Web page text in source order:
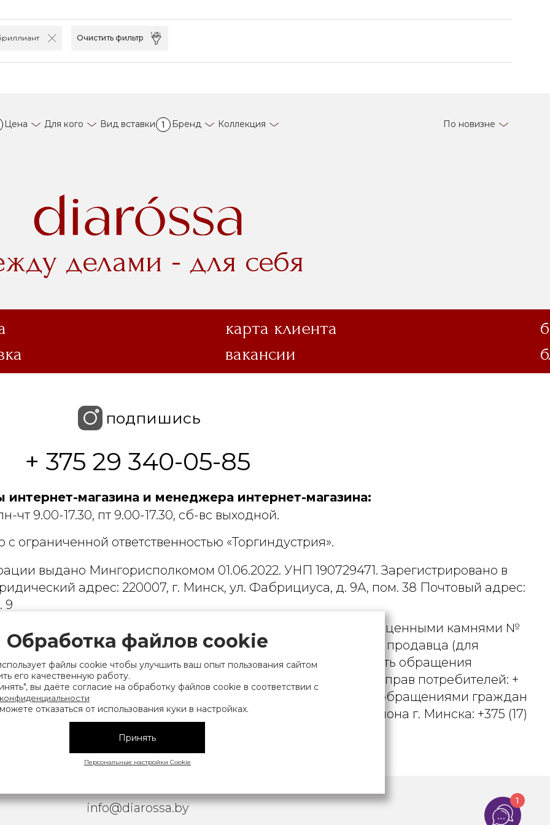
Очистить фильтр
Цена Для кого Вид вставки 1 Бренд Коллекция По новизне
делами - для себя
карта клиента
вакансии
подпишись
+ 375 29 340-05-85
магазина и менеджера интернет-магазина:
чт 9.00-17.30, пт 9.00-17.30, сб-вс выходной.
ограниченной ответственностью «Торгиндустрия».
выдано Мингорисполкомом 01.06.2022. УНП 190729471. Зарегистрировано в
адрес: 220007, г. Минск, ул. Фабрициуса, д. 9А, пом. 38 Почтовый адрес:
9
связанную с драгоценными металлами и драгоценными камнями №
Республики Беларусь. Номер контактного телефона продавца (для
а также лица уполномоченного продавцом рассматривать обращения
их прав, предусмотренных законодательством о защите прав потребителей: +
телефонов работников управления по работе с обращениями граждан
комитета, администрация Московского района г. Минска: +375 (17)
СОГЛАШЕНИЕ | ОБРАБОТКА ПЕРСОНАЛЬНЫХ ДАННЫХ
info@diarossa.by
Обработка файлов cookie
файлы cookie чтобы улучшить ваш опыт пользования сайтом
его качественную работу.
вы даёте согласие на обработку файлов cookie в соответствии с
отказаться от использования куки в настройках.
Принять
Персональные настройки Cookie
1